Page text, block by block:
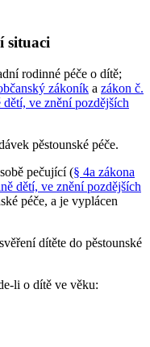
situaci
rodinné péče o dítě;
zákoník a zákon č.
ve znění pozdějších
pěstounské péče.
pečující (§ 4a zákona
dětí, ve znění pozdějších
péče, a je vyplácen
dítěte do pěstounské
li o dítě ve věku: